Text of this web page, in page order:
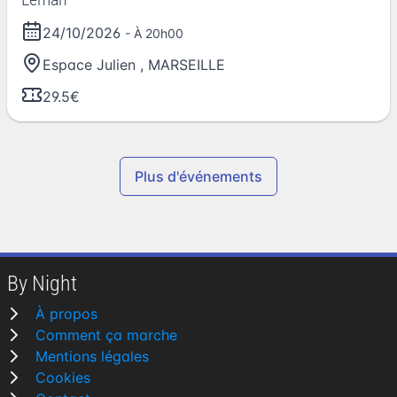
24/10/2026 - À 20h00
Espace Julien , MARSEILLE
29.5€
Plus d'événements
By Night
À propos
Comment ça marche
Mentions légales
Cookies